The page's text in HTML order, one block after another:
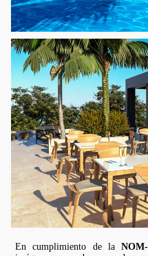
En cumplimiento de laNOM-